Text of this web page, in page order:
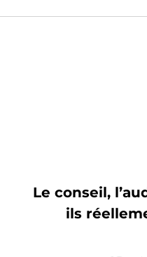
Le conseil,
ils